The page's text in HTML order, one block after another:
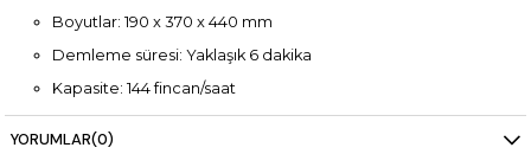
Boyutlar: 190 x 370 x 440 mm
Demleme süresi: Yaklaşık 6 dakika
Kapasite: 144 fincan/saat
Cam sürahi kapasitesi: 1.8 litre
YORUMLAR(0)